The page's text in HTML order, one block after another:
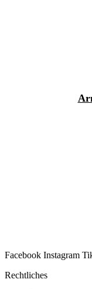
Facebook Instagram
Rechtliches